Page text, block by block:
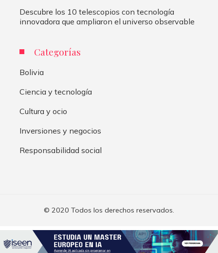
Descubre los 10 telescopios con tecnología
innovadora que ampliaron el universo observable
Categorías
Bolivia
Ciencia y tecnología
Cultura y ocio
Inversiones y negocios
Responsabilidad social
© 2020 Todos los derechos reservados.